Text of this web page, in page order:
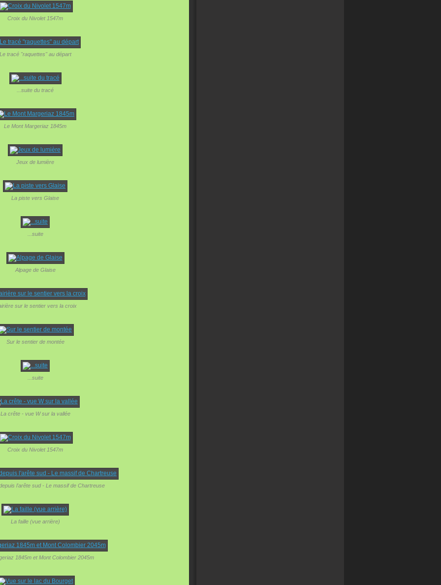
Croix du Nivolet 1547m
tracé "raquettes" au départ
...suite du tracé
Le Mont Margeriaz 1845m
Jeux de lumière
La piste vers Glaise
...suite
Alpage de Glaise
sur le sentier vers la croix
Sur le sentier de montée
...suite
La crête - vue W sur la vallée
Croix du Nivolet 1547m
l'arête sud - Le massif de Chartreuse
La faille (vue arrière)
1845m et Mont Colombier 2045m